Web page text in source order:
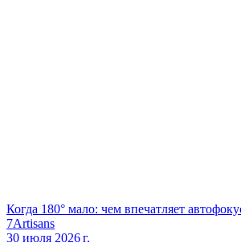
Когда 180° мало: чем впечатляет
7Artisans
30 июля 2026 г.